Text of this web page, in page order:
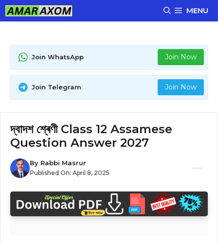
Skip
to
MENU
Join WhatsApp Join Now
Join Telegram Join Now
দ্বাদশ শ্ৰেণী Class 12 Assamese
Question Answer 2027
By Rabbi Masrur
Published On: April 8, 2025